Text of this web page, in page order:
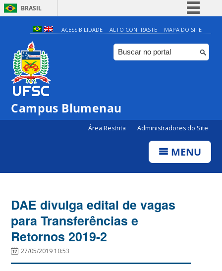
BRASIL
Simplifique!
Comunica BR
Participe
ACESSIBILIDADE ALTO CONTRASTE MAPA DO SITE
Campus Blumenau
Área Restrita Administradores do Site
MENU
DAE divulga edital de vagas
para Transferências e
Retornos 2019-2
27/05/2019 10:53